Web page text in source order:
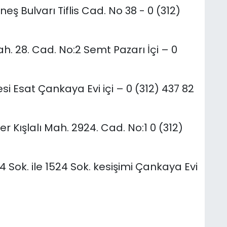
Bulvarı Tiflis Cad. No 38 - 0 (312)
28. Cad. No:2 Semt Pazarı İçi – 0
Esat Çankaya Evi içi – 0 (312) 437 82
Mah. 2924. Cad. No:1 0 (312)
Sok. ile 1524 Sok. kesişimi Çankaya Evi